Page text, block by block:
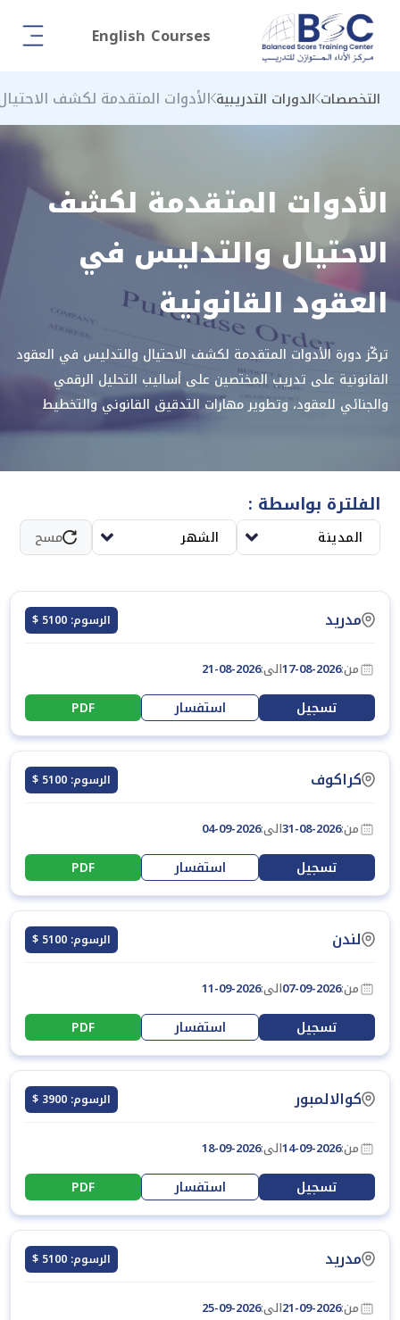
English Courses
التخصصات الدورات التدريبية الأدوات المتقدمة لكشف
الأدوات المتقدمة لكشف
الاحتيال والتدليس في
العقود القانونية
تركّز دورة الأدوات المتقدمة لكشف الاحتيال والتدليس في العقود
القانونية على تدريب المختصين على أساليب التحليل الرقمي
والجنائي للعقود، وتطوير مهارات التدقيق القانوني والتخطيط
الوقائي، وتحليل البيانات وإعداد تقارير امتثال فعّالة؛ تهدف إلى
الفلترة بواسطة :
المدينة الشهر مسح
مدريد الرسوم: 5100 $
من:17-08-2026الى:21-08-2026
تسجيل استفسار PDF
كراكوف الرسوم: 5100 $
من:31-08-2026الى:04-09-2026
تسجيل استفسار PDF
لندن الرسوم: 5100 $
من:07-09-2026الى:11-09-2026
تسجيل استفسار PDF
كوالالمبور الرسوم: 3900 $
من:14-09-2026الى:18-09-2026
تسجيل استفسار PDF
مدريد الرسوم: 5100 $
من:21-09-2026الى:25-09-2026